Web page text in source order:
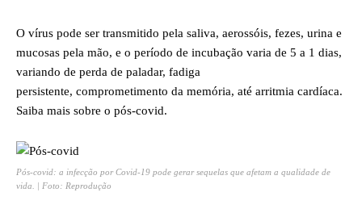
O vírus pode ser transmitido pela saliva, aerossóis, fezes, urina e
mucosas pela mão, e o período de incubação varia de 5 a 1 dias,
variando de perda de paladar, fadiga
persistente, comprometimento da memória, até arritmia cardíaca.
Saiba mais sobre o pós-covid.
Pós-covid: a infecção por Covid-19 pode gerar sequelas que afetam a qualidade de
vida. | Foto: Reprodução